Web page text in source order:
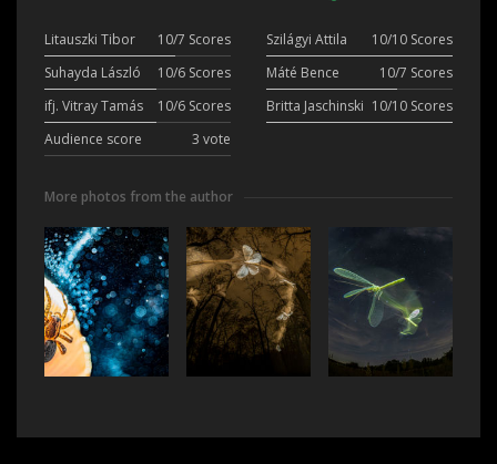
Litauszki Tibor 10/7 Scores Szilágyi Attila
10/10 Scores
Suhayda László
10/6 Scores Máté Bence
10/7 Scores
ifj. Vitray Tamás
10/6 Scores Britta Jaschinski 10/10 Scores
Audience score
3 vote
More photos from the author